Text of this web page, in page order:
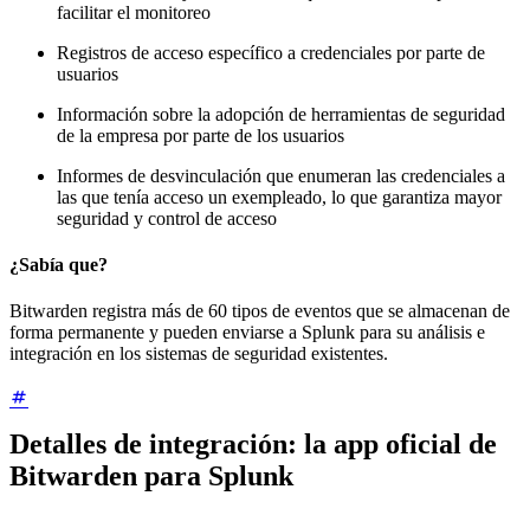
facilitar el monitoreo
Registros de acceso específico a credenciales por parte de
usuarios
Información sobre la adopción de herramientas de seguridad
de la empresa por parte de los usuarios
Informes de desvinculación que enumeran las credenciales a
las que tenía acceso un exempleado, lo que garantiza mayor
seguridad y control de acceso
¿Sabía que?
Bitwarden registra más de 60 tipos de eventos que se almacenan de
forma permanente y pueden enviarse a Splunk para su análisis e
integración en los sistemas de seguridad existentes.
Detalles de integración: la app oficial de
Bitwarden para Splunk